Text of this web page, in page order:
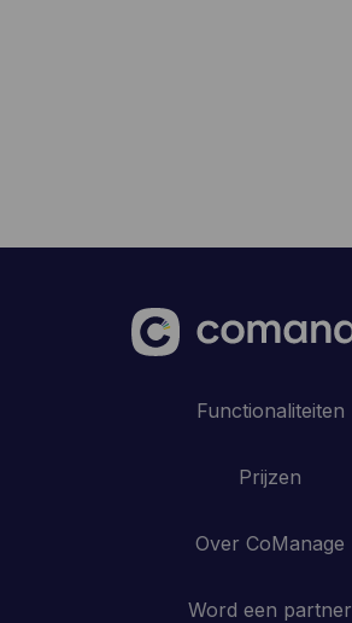
Functionaliteiten
Prijzen
Over CoManage
Word een partner